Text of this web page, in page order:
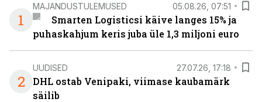
1
MAJANDUSTULEMUSED 05.08.26, 07:51
Smarten Logisticsi käive langes 15% ja
puhaskahjum keris juba üle 1,3 miljoni euro
2
UUDISED 27.07.26, 17:18
DHL ostab Venipaki, viimase kaubamärk
säilib